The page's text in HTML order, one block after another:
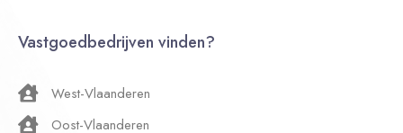
Vastgoedbedrijven vinden?
West-Vlaanderen
Oost-Vlaanderen